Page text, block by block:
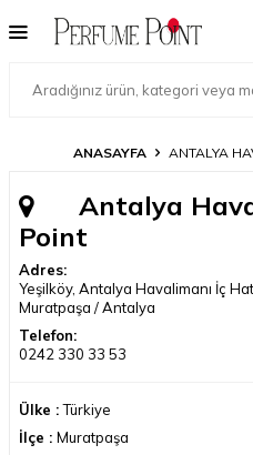
ANASAYFA ANTALYA
Antalya
Point
Adres:
Yeşilköy, Antalya Havalimanı İç
Muratpaşa / Antalya
Telefon:
0242 330 33 53
Ülke :Türkiye
İlçe : Muratpaşa